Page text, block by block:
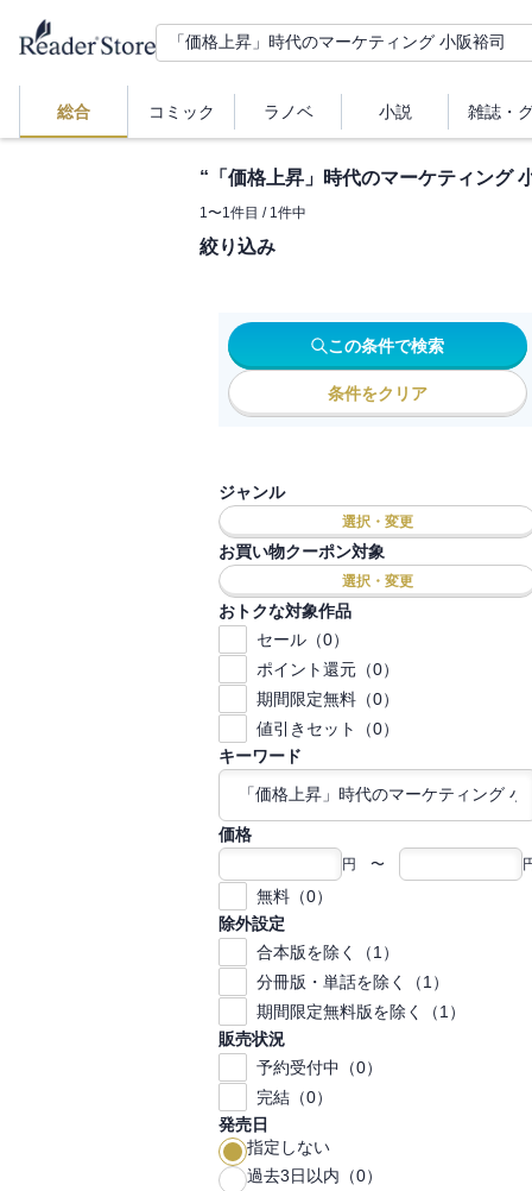
総合 コミック ラノベ 小説 雑誌・
“ 「価格上昇」時代のマーケティング
1〜1件目 / 1件中
絞り込み
この条件で検索
条件をクリア
ジャンル
選択・変更
お買い物クーポン対象
選択・変更
おトクな対象作品
セール（0）
ポイント還元（0）
期間限定無料（0）
値引きセット（0）
キーワード
価格
円 〜
無料（0）
除外設定
合本版を除く（1）
分冊版・単話を除く（1）
期間限定無料版を除く（1）
販売状況
予約受付中（0）
完結（0）
発売日
指定しない
過去3日以内（0）